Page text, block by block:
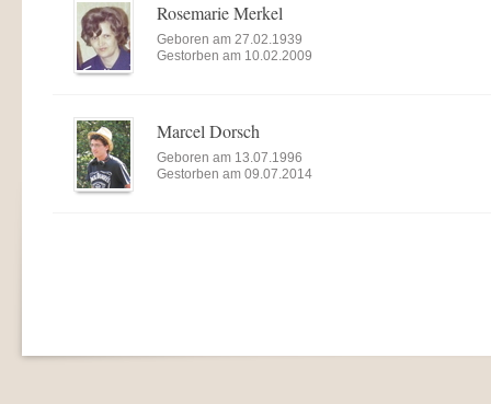
Rosemarie Merkel
Geboren am 27.02.1939
Gestorben am 10.02.2009
Marcel Dorsch
Geboren am 13.07.1996
Gestorben am 09.07.2014